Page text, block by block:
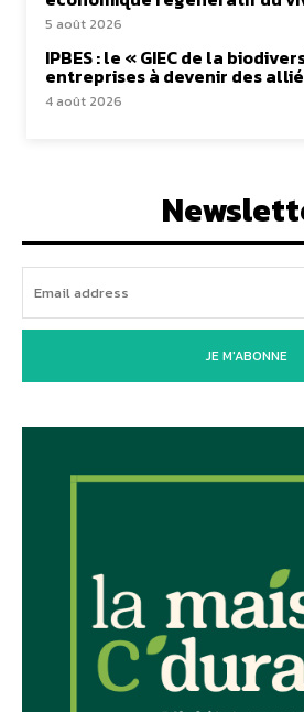
5 août 2026
IPBES : le « GIEC de la
entreprises à devenir des
4 août 2026
JE M'ABONNE